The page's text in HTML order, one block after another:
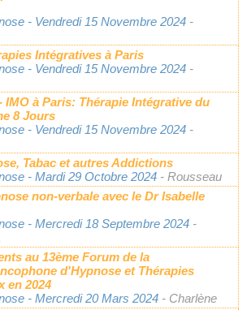
- Vendredi 15 Novembre 2024 -
Intégratives à Paris
- Vendredi 15 Novembre 2024 -
IMO à Paris: Thérapie Intégrative du
8 Jours
- Vendredi 15 Novembre 2024 -
Tabac et autres Addictions
- Mardi 29 Octobre 2024 - Rousseau
non-verbale avec le Dr Isabelle
- Mercredi 18 Septembre 2024 -
au 13ème Forum de la
d'Hypnose et Thérapies
en 2024
- Mercredi 20 Mars 2024 - Charlène